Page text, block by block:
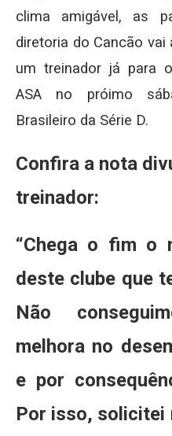
clima amigável, as
diretoria do Cancão
um treinador já para
ASA no próimo
Brasileiro da Série D.
Confira a nota
treinador:
“Chega o fim o
deste clube que
Não
melhora no
e por
Por isso, solicitei